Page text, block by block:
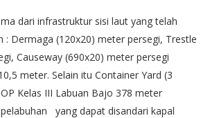
dari infrastruktur sisi laut yang telah
: Dermaga (120x20) meter persegi, Trestle
Causeway (690x20) meter persegi
meter. Selain itu Container Yard (3
Kelas III Labuan Bajo 378 meter
yang dapat disandari kapal